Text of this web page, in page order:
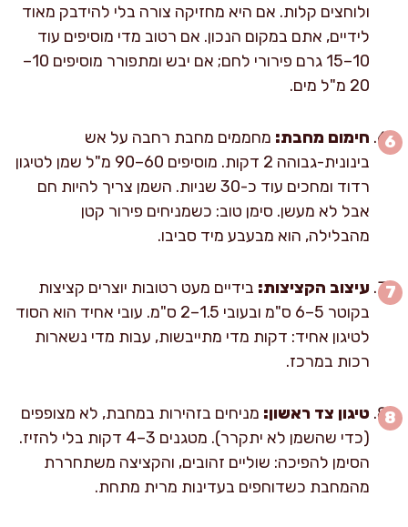
ולוחצים קלות. אם היא מחזיקה צורה בלי להידבק מאוד
לידיים, אתם במקום הנכון. אם רטוב מדי מוסיפים עוד
10–15 גרם פירורי לחם; אם יבש ומתפורר מוסיפים 10–
20 מ"ל מים.
חימום מחבת: מחממים מחבת רחבה על אש
בינונית-גבוהה 2 דקות. מוסיפים 60–90 מ"ל שמן לטיגון
רדוד ומחכים עוד כ-30 שניות. השמן צריך להיות חם
אבל לא מעשן. סימן טוב: כשמניחים פירור קטן
מהבלילה, הוא מבעבע מיד סביבו.
עיצוב הקציצות: בידיים מעט רטובות יוצרים קציצות
בקוטר 5–6 ס"מ ובעובי 1.5–2 ס"מ. עובי אחיד הוא הסוד
לטיגון אחיד: דקות מדי מתייבשות, עבות מדי נשארות
רכות במרכז.
טיגון צד ראשון: מניחים בזהירות במחבת, לא מצופפים
(כדי שהשמן לא יתקרר). מטגנים 3–4 דקות בלי להזיז.
הסימן להפיכה: שוליים זהובים, והקציצה משתחררת
מהמחבת כשדוחפים בעדינות מרית מתחת.